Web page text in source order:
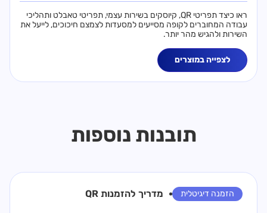
ראו כיצד תפריטי QR, קיוסקים בשירות עצמי, תפריטי טאבלט ותהליכי
עבודה המחוברים לקופה מסייעים למסעדות לצמצם חיכוכים, לייעל את
השירות ולהגיש מהר יותר.
לצפייה במוצרים
תובנות נוספות
הזמנה דיגיטלית מדריך להזמנות QR